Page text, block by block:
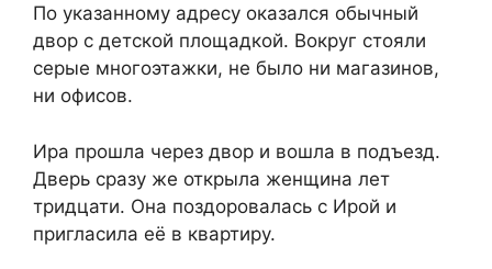
По указанному адресу оказался обычный
двор с детской площадкой. Вокруг стояли
серые многоэтажки, не было ни магазинов,
ни офисов.
Ира прошла через двор и вошла в подъезд.
Дверь сразу же открыла женщина лет
тридцати. Она поздоровалась с Ирой и
пригласила её в квартиру.